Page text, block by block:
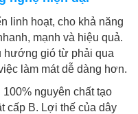
linh hoạt, cho khả năng
mạnh và hiệu quả.
hướng gió từ phải qua
làm mát dễ dàng hơn.
nguyên chất tạo
cấp B. Lợi thế của dây